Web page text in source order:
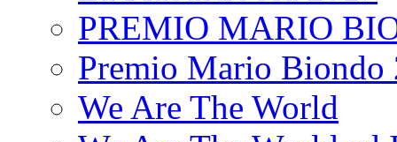
PREMIO MARIO
Premio Mario Biondo
We Are The World